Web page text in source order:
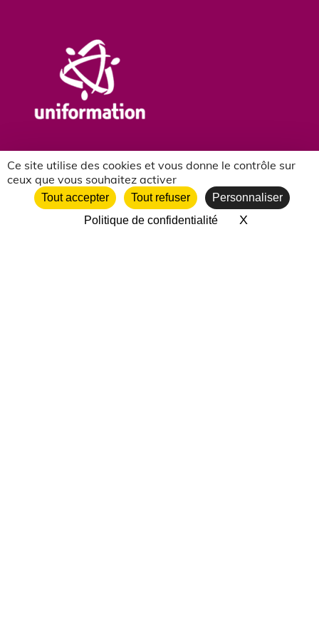
Ce site utilise des cookies et vous donne le contrôle sur
ceux que vous souhaitez activer
Tout accepter Tout refuser
Personnaliser
Politique de confidentialité
XMasquer le
NOS PARTENAIRES ASSOCIATIFS